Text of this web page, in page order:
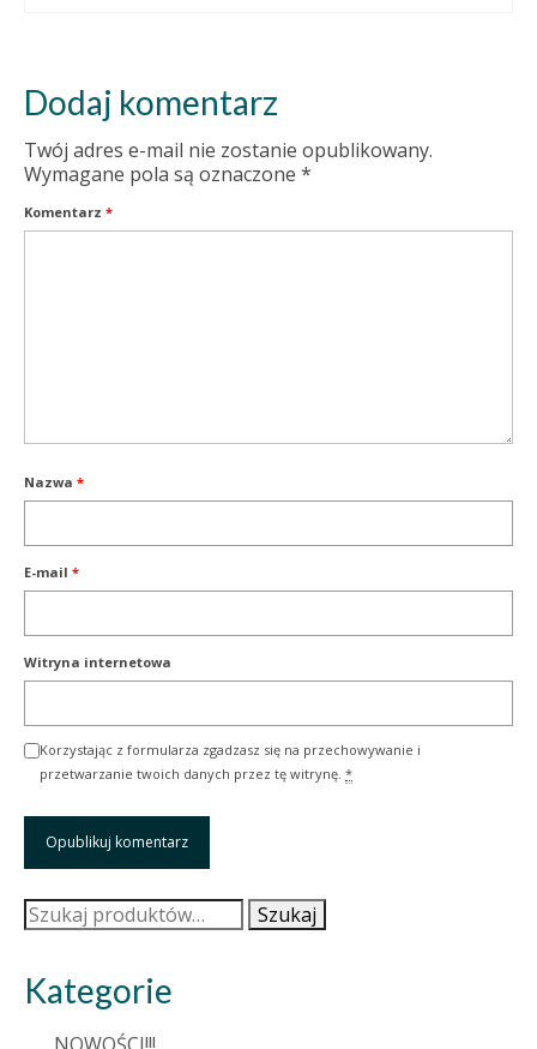
Dodaj komentarz
Twój adres e-mail nie zostanie opublikowany.
Wymagane pola są oznaczone *
Komentarz *
Nazwa *
E-mail *
Witryna internetowa
Korzystając z formularza zgadzasz się na przechowywanie i
przetwarzanie twoich danych przez tę witrynę. *
Szukaj: Szukaj
Kategorie